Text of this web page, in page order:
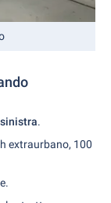
.
extraurbano, 100